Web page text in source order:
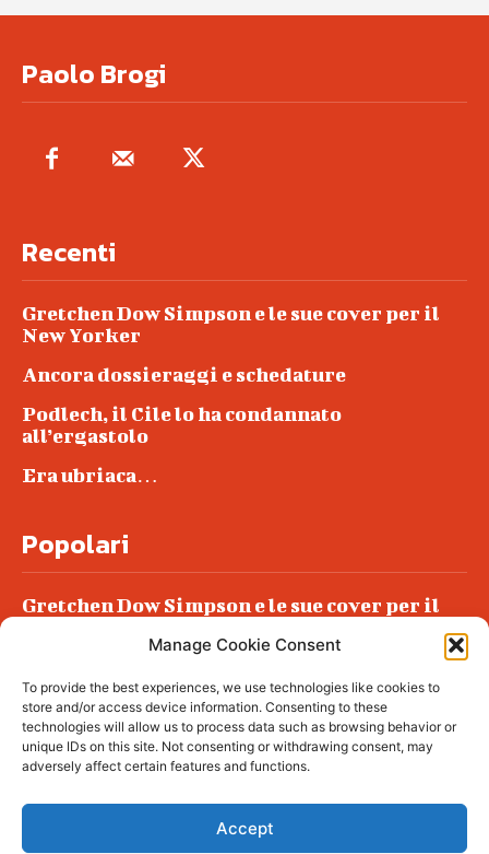
Manage Cookie Consent
To provide the best experiences, we use technologies like cookies to
store and/or access device information. Consenting to these
technologies will allow us to process data such as browsing behavior or
unique IDs on this site. Not consenting or withdrawing consent, may
adversely affect certain features and functions.
Accept
Paolo Brogi
Recenti
Gretchen Dow Simpson e le sue cover per il
New Yorker
Ancora dossieraggi e schedature
Podlech, il Cile lo ha condannato
all’ergastolo
Era ubriaca…
Popolari
Gretchen Dow Simpson e le sue cover per il
Podlech, il Cile lo ha condannato
all’ergastolo
Era ubriaca…